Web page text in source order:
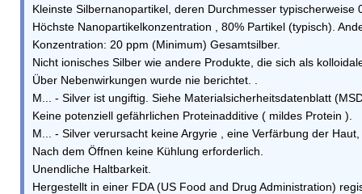
Kleinste Silbernanopartikel, deren Durchmesser typischerweise
Höchste Nanopartikelkonzentration , 80% Partikel (typisch).
Konzentration: 20 ppm (Minimum) Gesamtsilber.
Nicht ionisches Silber wie andere Produkte, die sich als
Über Nebenwirkungen wurde nie berichtet. .
M... - Silver ist ungiftig. Siehe Materialsicherheitsdatenblatt
Keine potenziell gefährlichen Proteinadditive ( mildes Protein ).
M... - Silver verursacht keine Argyrie , eine Verfärbung der
Nach dem Öffnen keine Kühlung erforderlich.
Unendliche Haltbarkeit.
Hergestellt in einer FDA (US Food and Drug Administration)